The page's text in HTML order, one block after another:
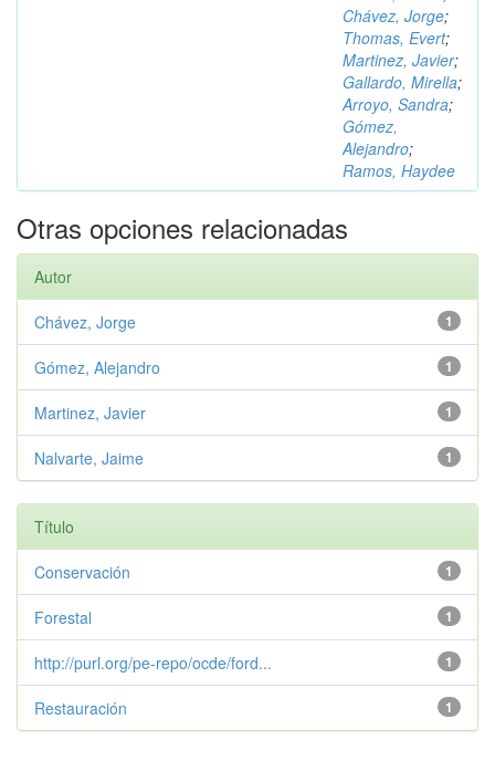
Chávez, Jorge;
Thomas, Evert;
Martinez, Javier;
Gallardo, Mirella;
Arroyo, Sandra;
Gómez,
Alejandro;
Ramos, Haydee
Otras opciones relacionadas
Autor
1
Chávez, Jorge
1
Gómez, Alejandro
1
Martinez, Javier
1
Nalvarte, Jaime
Título
1
Conservación
1
Forestal
1
http://purl.org/pe-repo/ocde/ford...
1
Restauración